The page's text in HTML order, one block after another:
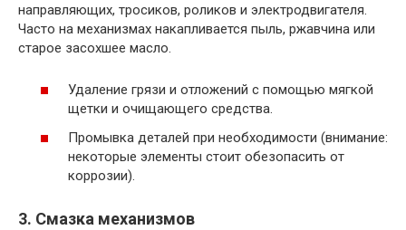
направляющих, тросиков, роликов и электродвигателя.
Часто на механизмах накапливается пыль, ржавчина или
старое засохшее масло.
Удаление грязи и отложений с помощью мягкой
щетки и очищающего средства.
Промывка деталей при необходимости (внимание:
некоторые элементы стоит обезопасить от
коррозии).
3. Смазка механизмов